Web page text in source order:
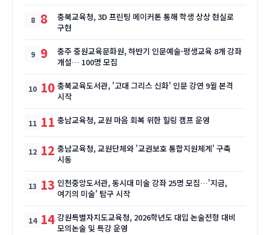
8
충북교육청, 3D 프린팅 메이커톤 통해 학생 상상 현실로
구현
9
충주 중원교육문화원, 하반기 인문예술·평생교육 8개 강좌
개설… 100명 모집
10 충북교육도서관, '고대 그리스 신화' 인문 강연 9월 본격
시작
11 충남교육청, 교원 마음 회복 위한 힐링 캠프 운영
12 충남교육청, 교원단체와 '교권보호 통합지원체계' 구축
시동
13 인천중앙도서관, 동시대 미술 강좌 25명 모집…'지금,
여기의 미술' 탐구 시작
14 강원특별자치도교육청, 2026학년도 대입 논술전형 대비
모의논술 및 특강 운영